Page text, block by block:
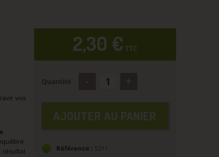
vos
résultat
2,30 € TTC
AJOUTER AU PANIER
Référence : 5211